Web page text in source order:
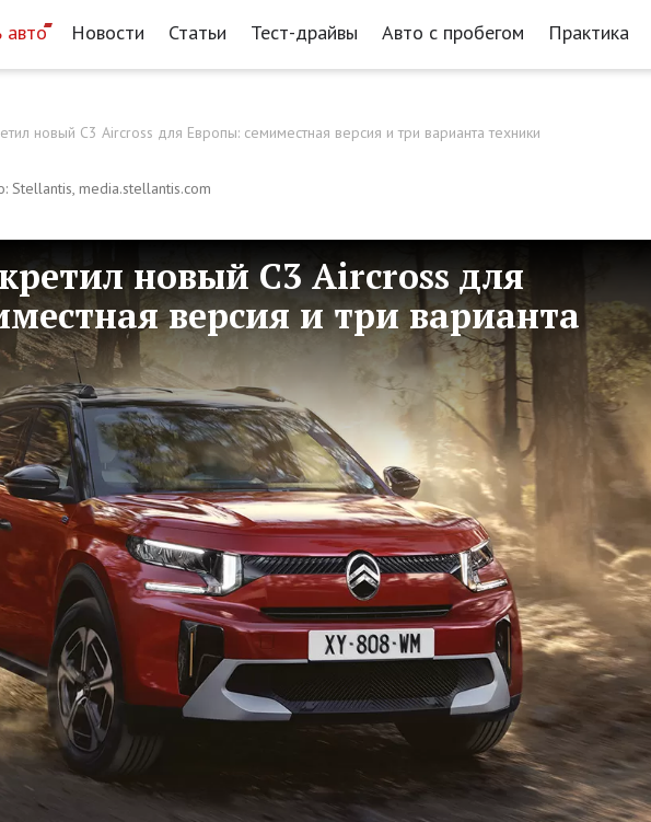
авто Новости Статьи Тест-драйвы Авто с пробегом Практика
новый C3 Aircross для Европы: семиместная версия и три варианта техники
Stellantis, media.stellantis.com
новый C3 Aircross для
версия и три варианта